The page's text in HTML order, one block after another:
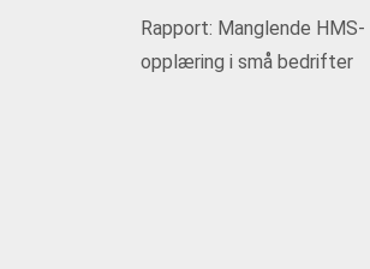
Rapport: Manglende HMS-
opplæring i små bedrifter